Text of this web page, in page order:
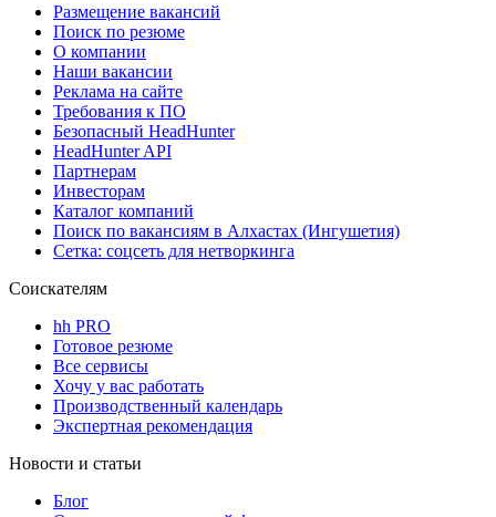
Размещение вакансий
Поиск по резюме
О компании
Наши вакансии
Реклама на сайте
Требования к ПО
Безопасный HeadHunter
HeadHunter API
Партнерам
Инвесторам
Каталог компаний
Поиск по вакансиям в Алхастах (Ингушетия)
Сетка: соцсеть для нетворкинга
Соискателям
hh PRO
Готовое резюме
Все сервисы
Хочу у вас работать
Производственный календарь
Экспертная рекомендация
Новости и статьи
Блог